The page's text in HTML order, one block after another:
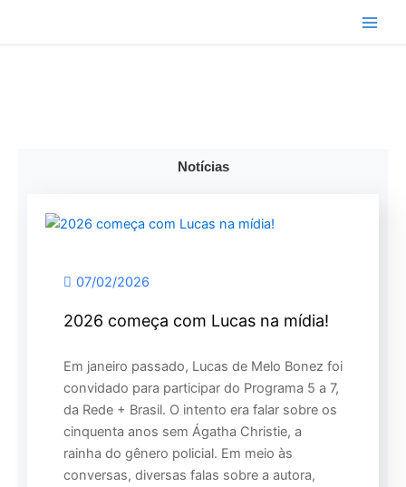
Notícias
07/02/2026
2026 começa com Lucas na mídia!
Em janeiro passado, Lucas de Melo Bonez foi
convidado para participar do Programa 5 a 7,
da Rede + Brasil. O intento era falar sobre os
cinquenta anos sem Ágatha Christie, a
rainha do gênero policial. Em meio às
conversas, diversas falas sobre a autora,